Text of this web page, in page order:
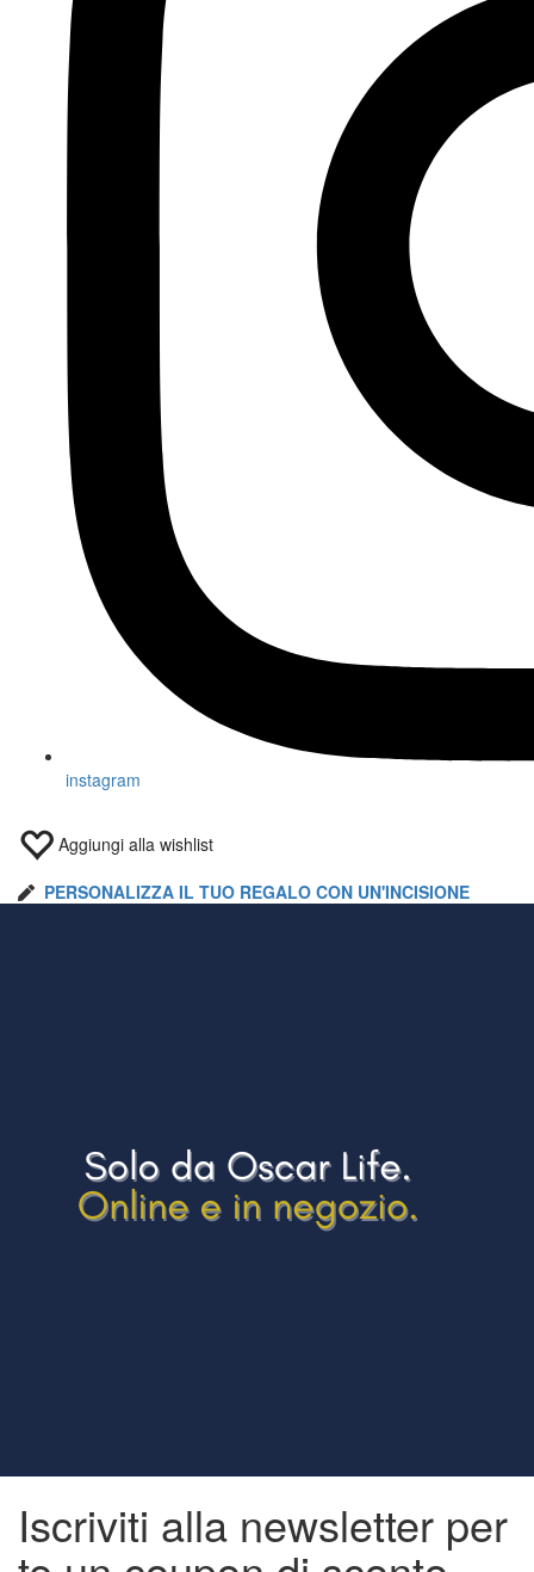
instagram
Aggiungi alla wishlist
PERSONALIZZA IL TUO REGALO CON UN'INCISIONE
Iscriviti alla newsletter per